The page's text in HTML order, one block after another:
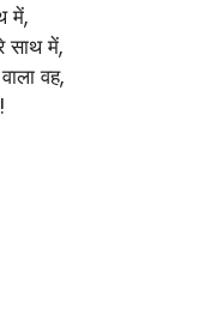
में,
साथ में,
वह,